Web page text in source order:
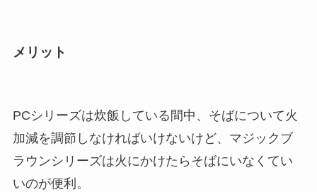
メリット
PCシリーズは炊飯している間中、そばについて火
加減を調節しなければいけないけど、マジックブ
ラウンシリーズは火にかけたらそばにいなくてい
いのが便利。